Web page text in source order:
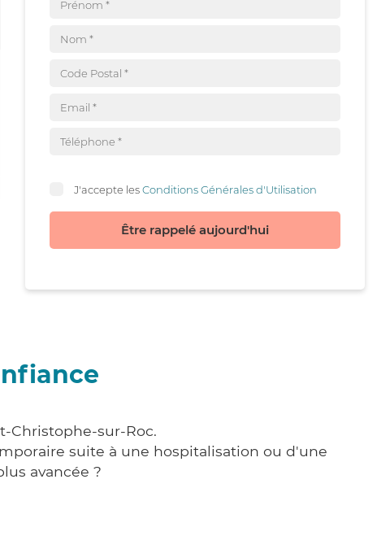
J'accepte lesConditions Générales d'Utilisation
Être rappelé aujourd'hui
Christophe-sur-Roc.
suite à une hospitalisation ou d'une
avancée ?